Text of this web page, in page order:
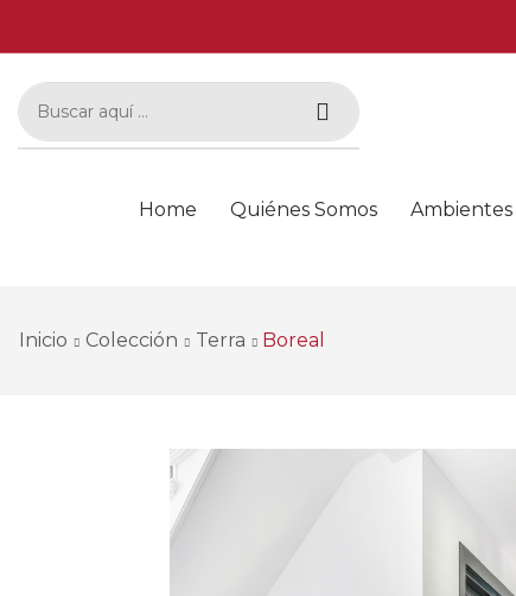
Home Quiénes Somos Ambientes
Inicio Colección Terra Boreal